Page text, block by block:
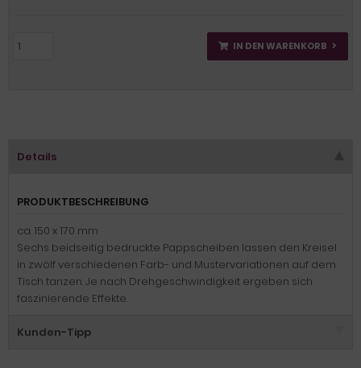
IN DEN WARENKORB
Details
PRODUKTBESCHREIBUNG
ca. 150 x 170 mm
Sechs beidseitig bedruckte Pappscheiben lassen den Kreisel
in zwölf verschiedenen Farb- und Mustervariationen auf dem
Tisch tanzen. Je nach Drehgeschwindigkeit ergeben sich
faszinierende Effekte.
Kunden-Tipp